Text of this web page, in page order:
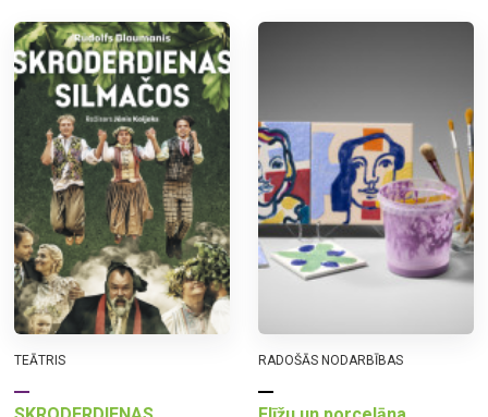
TEĀTRIS RADOŠĀS NODARBĪBAS